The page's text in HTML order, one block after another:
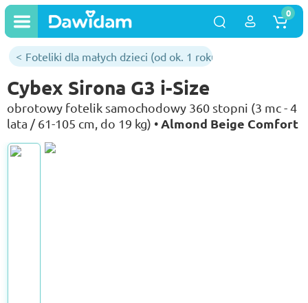
0
Foteliki dla małych dzieci (od ok. 1 roku)
Cybex Sirona G3 i-Size
obrotowy fotelik samochodowy 360 stopni (3 mc - 4
lata / 61-105 cm, do 19 kg) •Almond Beige Comfort